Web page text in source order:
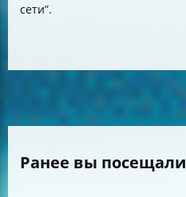
сети”.
Ранее вы посещали